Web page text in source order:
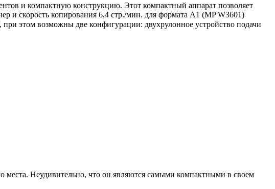
и компактную конструкцию. Этот компактный аппарат позволяет
и скорость копирования 6,4 стр./мин. для формата А1 (MP W3601)
этом возможны две конфигурации: двухрулонное устройство подачи
места. Неудивительно, что он являются самыми компактными в своем